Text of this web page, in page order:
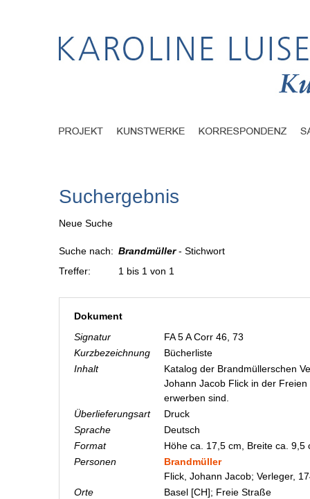
Suchergebnis
Neue Suche
Suche nach: Brandmüller- Stichwort
Treffer:
1 bis 1 von 1
Dokument
Signatur
FA 5 A Corr 46, 73
Kurzbezeichnung
Bücherliste
Inhalt
Katalog der Brandmüllerschen
Johann Jacob Flick in der
erwerben sind.
Überlieferungsart
Druck
Sprache
Deutsch
Format
Höhe ca. 17,5 cm, Breite ca. 9,5
Personen
Brandmüller
Flick, Johann Jacob; Verleger,
Orte
Basel [CH]; Freie Straße